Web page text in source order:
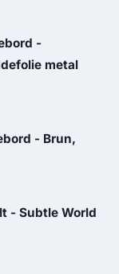
-
metal
- Brun,
- Subtle World